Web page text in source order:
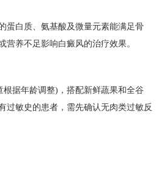
白质、氨基酸及微量元素能满足骨
养不足影响白癜风的治疗效果。​
据年龄调整)，搭配新鲜蔬果和全谷
过敏史的患者，需先确认无肉类过敏反